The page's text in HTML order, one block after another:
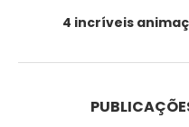
4 incríveis